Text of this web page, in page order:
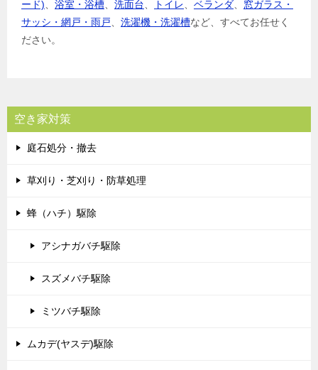
ード)、 浴室・浴槽、 洗面台、 トイレ、 ベランダ、 窓ガラス・
サッシ・網戸・雨戸、 洗濯機・洗濯槽など、すべてお任せく
ださい。
空き家対策
庭石処分・撤去
草刈り・芝刈り・防草処理
蜂（ハチ）駆除
アシナガバチ駆除
スズメバチ駆除
ミツバチ駆除
ムカデ(ヤスデ)駆除